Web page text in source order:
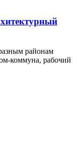
районам
коммуна, рабочий